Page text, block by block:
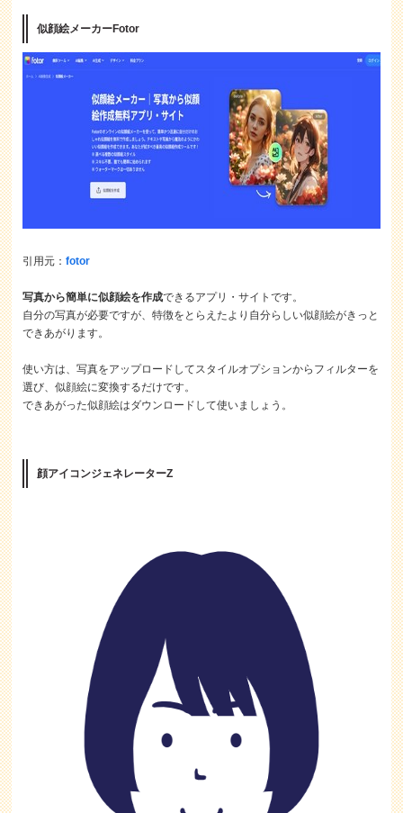
似顔絵メーカーFotor
引用元：fotor
写真から簡単に似顔絵を作成できるアプリ・サイトです。
自分の写真が必要ですが、特徴をとらえたより自分らしい似顔絵がきっと
できあがります。
使い方は、写真をアップロードしてスタイルオプションからフィルターを
選び、似顔絵に変換するだけです。
できあがった似顔絵はダウンロードして使いましょう。
顔アイコンジェネレーターZ